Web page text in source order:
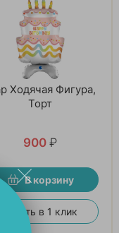
Ходячая Фигура,
Торт
900 ₽
В корзину
Купить в 1 клик